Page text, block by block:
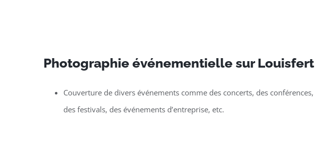
Photographie événementielle sur Louisfert
Couverture de divers événements comme des concerts, des conférences,
des festivals, des événements d’entreprise, etc.